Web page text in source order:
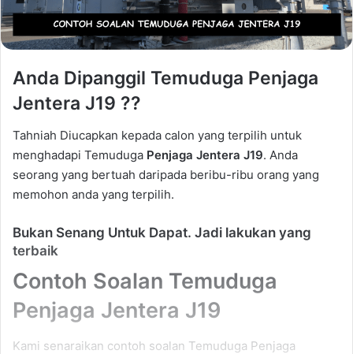
Anda Dipanggil Temuduga Penjaga
Jentera J19 ??
Tahniah Diucapkan kepada calon yang terpilih untuk
menghadapi Temuduga Penjaga Jentera J19. Anda
seorang yang bertuah daripada beribu-ribu orang yang
memohon anda yang terpilih.
Bukan Senang Untuk Dapat. Jadi lakukan yang
terbaik
Contoh Soalan Temuduga
Penjaga Jentera J19
Kami senaraikan contoh soalan Temuduga Penjaga